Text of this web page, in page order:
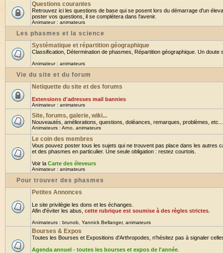
Questions courantes
Retrouvez ici les questions de base qui se posent lors du démarrage d'un
poster vos questions, il se complétera dans l'avenir.
Animateur : animateurs
Les phasmes et la science
Systématique et répartition géographique
Classification, Détermination de phasmes, Répartition géographique. Un doute
Animateur : animateurs
Vie du site et du forum
Netiquette du site et des forums
Extensions d'adresses mail bannies
Animateur : animateurs
Site, forums, galerie, wiki...
Nouveautés, améliorations, questions, doléances, remarques, problèmes,
Animateurs : Arno animateurs
Le coin des membres
Vous pouvez poster tous les sujets qui ne trouvent pas place dans les autres
et des phasmes en particulier. Une seule obligation : restez courtois.
Voir la Carte des éleveurs
Animateur : animateurs
Pour trouver des phasmes
Petites Annonces
Le site privilègie les dons et les échanges.
Afin d'éviter les abus, cette rubrique est soumise à des règles strictes
Animateurs : brunob Yannick Bellanger, animateurs
Bourses & Expos
Toutes les Bourses et Expositions d'Arthropodes, n'hésitez pas à signaler
Agenda annuel - toutes les bourses et expos de l'année